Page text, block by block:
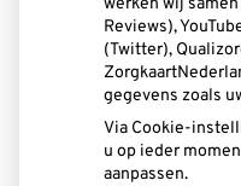
Rembrandt van
2371RB
071 331 3084
werken wij
Reviews),
(Twitter),
gegevens zoals
Via Cookie-
u op ieder
aanpassen.